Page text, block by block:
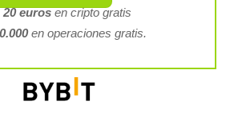
20 eurosen cripto gratis
en operaciones gratis.